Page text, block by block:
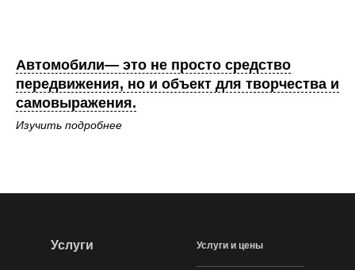
Автомобили— это не просто средство
передвижения, но и объект для творчества и
самовыражения.
Изучить подробнее
Услуги Услуги и цены